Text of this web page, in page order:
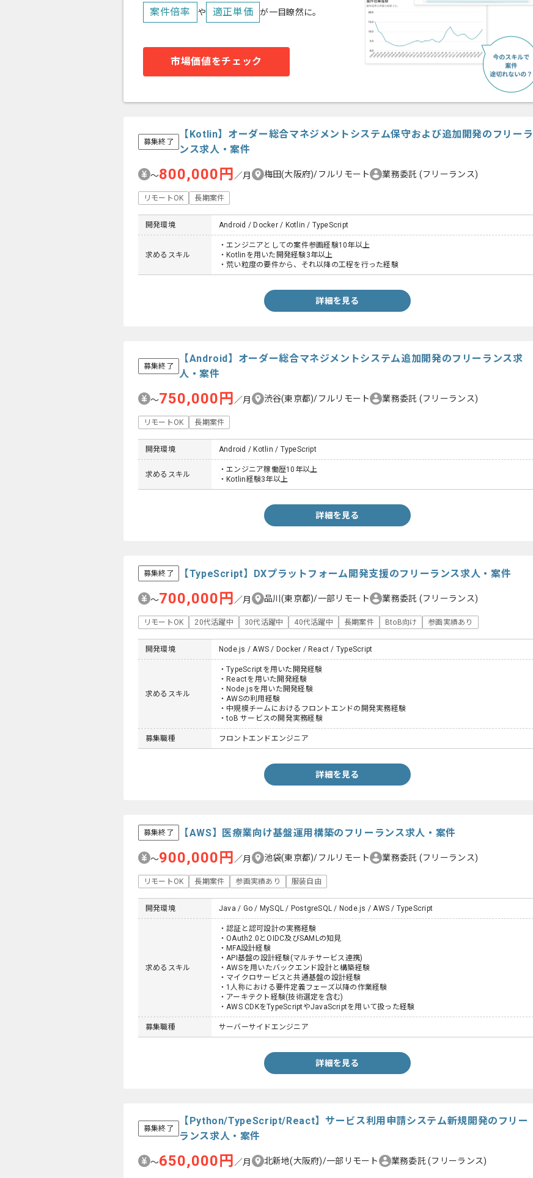
案件倍率 や 適正単価 が一目瞭然に。
市場価値をチェック
募集終了
【Kotlin】オーダー総合マネジメントシステム保守および追加開発のフリーラ
ンス求人・案件
〜800,000円 ／月 梅田(大阪府)/フルリモート 業務委託 (フリーランス)
リモートOK 長期案件
開発環境 Android / Docker / Kotlin / TypeScript
求めるスキル
・エンジニアとしての案件参画経験10年以上
・Kotlinを用いた開発経験3年以上
・荒い粒度の要件から、それ以降の工程を行った経験
詳細を見る
募集終了
【Android】オーダー総合マネジメントシステム追加開発のフリーランス求
人・案件
〜750,000円 ／月 渋谷(東京都)/フルリモート 業務委託 (フリーランス)
リモートOK 長期案件
開発環境 Android / Kotlin / TypeScript
求めるスキル
・エンジニア稼働歴10年以上
・Kotlin経験3年以上
詳細を見る
募集終了 【TypeScript】DXプラットフォーム開発支援のフリーランス求人・案件
〜700,000円 ／月 品川(東京都)/一部リモート 業務委託 (フリーランス)
リモートOK 20代活躍中 30代活躍中 40代活躍中 長期案件 BtoB向け 参画実績あり
開発環境 Node.js / AWS / Docker / React / TypeScript
求めるスキル
・TypeScriptを用いた開発経験
・Reactを用いた開発経験
・Node.jsを用いた開発経験
・AWSの利用経験
・中規模チームにおけるフロントエンドの開発実務経験
・toB サービスの開発実務経験
募集職種 フロントエンドエンジニア
詳細を見る
募集終了 【AWS】医療業向け基盤運用構築のフリーランス求人・案件
〜900,000円 ／月 池袋(東京都)/フルリモート 業務委託 (フリーランス)
リモートOK 長期案件 参画実績あり 服装自由
開発環境 Java / Go / MySQL / PostgreSQL / Node.js / AWS / TypeScript
求めるスキル
・認証と認可設計の実務経験
・OAuth2.0とOIDC及びSAMLの知見
・MFA設計経験
・API基盤の設計経験(マルチサービス連携)
・AWSを用いたバックエンド設計と構築経験
・マイクロサービスと共通基盤の設計経験
・1人称における要件定義フェーズ以降の作業経験
・アーキテクト経験(技術選定を含む)
・AWS CDKをTypeScriptやJavaScriptを用いて扱った経験
募集職種 サーバーサイドエンジニア
詳細を見る
募集終了
【Python/TypeScript/React】サービス利用申請システム新規開発のフリー
ランス求人・案件
〜650,000円 ／月 北新地(大阪府)/一部リモート 業務委託(フリーランス)